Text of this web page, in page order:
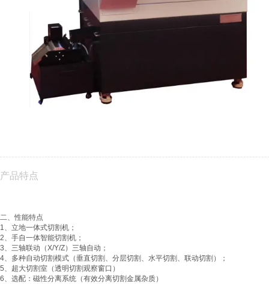
产品特点
二、性能特点
1、立地一体式切割机；
2、手自一体智能切割机；
3、三轴联动（X/Y/Z）三轴自动；
4、多种自动切割模式（垂直切割、分层切割、水平切割、联动切割）；
5、超大切割室（透明切割观察窗口）
6、选配：磁性分离系统（有效分离切割金属杂质）